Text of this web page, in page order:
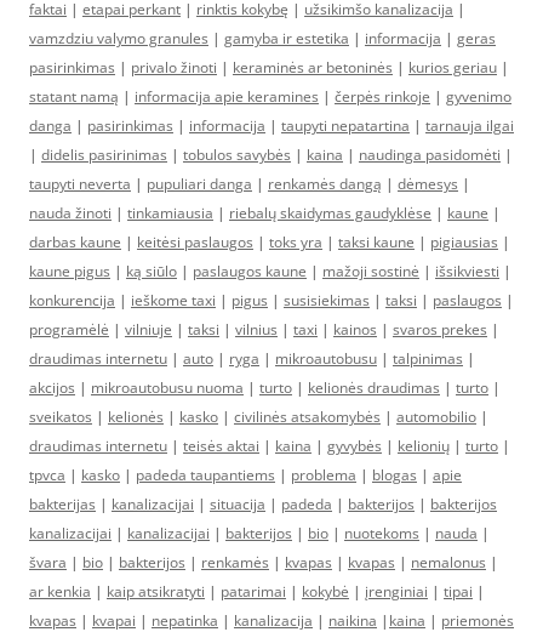
faktai | etapai perkant | rinktis kokybę | užsikimšo kanalizacija |
vamzdziu valymo granules | gamyba ir estetika | informacija | geras
pasirinkimas | privalo žinoti | keraminės ar betoninės | kurios geriau |
statant namą | informacija apie keramines | čerpės rinkoje | gyvenimo
danga | pasirinkimas | informacija | taupyti nepatartina | tarnauja ilgai
| didelis pasirinimas | tobulos savybės | kaina | naudinga pasidomėti |
taupyti neverta | pupuliari danga | renkamės dangą | dėmesys |
nauda žinoti | tinkamiausia | riebalų skaidymas gaudyklėse | kaune |
darbas kaune | keitėsi paslaugos | toks yra | taksi kaune | pigiausias |
kaune pigus | ką siūlo | paslaugos kaune | mažoji sostinė | išsikviesti |
konkurencija | ieškome taxi | pigus | susisiekimas | taksi | paslaugos |
programėlė | vilniuje | taksi | vilnius | taxi | kainos | svaros prekes |
draudimas internetu | auto | ryga | mikroautobusu | talpinimas |
akcijos | mikroautobusu nuoma | turto | kelionės draudimas | turto |
sveikatos | kelionės | kasko | civilinės atsakomybės | automobilio |
draudimas internetu | teisės aktai | kaina | gyvybės | kelionių | turto |
tpvca | kasko | padeda taupantiems | problema | blogas | apie
bakterijas | kanalizacijai | situacija | padeda | bakterijos | bakterijos
kanalizacijai | kanalizacijai | bakterijos | bio | nuotekoms | nauda |
švara | bio | bakterijos | renkamės | kvapas | kvapas | nemalonus |
ar kenkia | kaip atsikratyti | patarimai | kokybė | įrenginiai | tipai |
kvapas | kvapai | nepatinka | kanalizacija | naikina | kaina | priemonės